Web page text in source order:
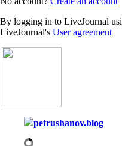
By logging in to LiveJournal
LiveJournal's User agreement
petrushanov.blog